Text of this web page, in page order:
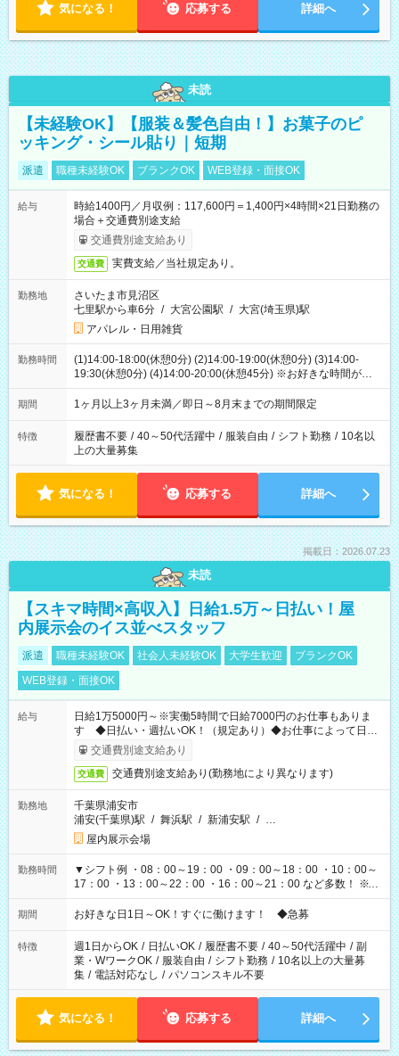
気になる！ 応募する 詳細へ
未読
【未経験OK】【服装＆髪色自由！】お菓子のピ
ッキング・シール貼り｜短期
派遣 職種未経験OK ブランクOK WEB登録・面接OK
給与
時給1400円／月収例：117,600円＝1,400円×4時間×21日勤務の
場合＋交通費別途支給
交通費別途支給あり
交通費 実費支給／当社規定あり。
勤務地
さいたま市見沼区
七里駅から車6分 / 大宮公園駅 / 大宮(埼玉県)駅
アパレル・日用雑貨
勤務時間
(1)14:00-18:00(休憩0分) (2)14:00-19:00(休憩0分) (3)14:00-
19:30(休憩0分) (4)14:00-20:00(休憩45分) ※お好きな時間が選べ
ます
期間 1ヶ月以上3ヶ月未満／即日～8月末までの期間限定
特徴 履歴書不要 / 40～50代活躍中 / 服装自由 / シフト勤務 / 10名以
上の大量募集
気になる！ 応募する 詳細へ
掲載日：2026.07.23
未読
【スキマ時間×高収入】日給1.5万～日払い！屋
内展示会のイス並べスタッフ
派遣 職種未経験OK 社会人未経験OK 大学生歓迎
ブランクOK
WEB登録・面接OK
給与
日給1万5000円～※実働5時間で日給7000円のお仕事もありま
す ◆日払い・週払いOK！（規定あり）◆お仕事によって日給
も異なります
交通費別途支給あり
交通費 交通費別途支給あり(勤務地により異なります)
勤務地
千葉県浦安市
浦安(千葉県)駅 / 舞浜駅 / 新浦安駅 / …
屋内展示会場
勤務時間
▼シフト例 ・08：00～19：00 ・09：00～18：00 ・10：00～
17：00 ・13：00～22：00 ・16：00～21：00 など多数！ ※お
仕事により勤務時間が異なります
期間 お好きな日1日～OK！すぐに働けます！ ◆急募
特徴 週1日からOK / 日払いOK / 履歴書不要 / 40～50代活躍中 / 副
業・WワークOK / 服装自由 / シフト勤務 / 10名以上の大量募
集 / 電話対応なし / パソコンスキル不要
気になる！ 応募する 詳細へ